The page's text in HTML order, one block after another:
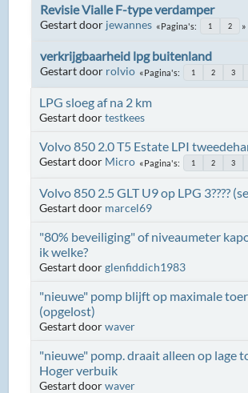
Revisie Vialle F-type verdamper
Gestart door jewannes Pagina's 1 2
verkrijgbaarheid lpg buitenland
Gestart door rolvio Pagina's 1 2 3
LPG sloeg af na 2 km
Gestart doortestkees
Volvo 850 2.0 T5 Estate LPI
Gestart door Micro Pagina's 1 2 3
Volvo 850 2.5 GLT U9 op LPG 3????
Gestart door marcel69
"80% beveiliging" of niveaumeter
ik welke?
Gestart doorglenfiddich1983
"nieuwe" pomp blijft op maximale
(opgelost)
Gestart doorwaver
"nieuwe" pomp. draait alleen op lage
Hoger verbuik
Gestart doorwaver